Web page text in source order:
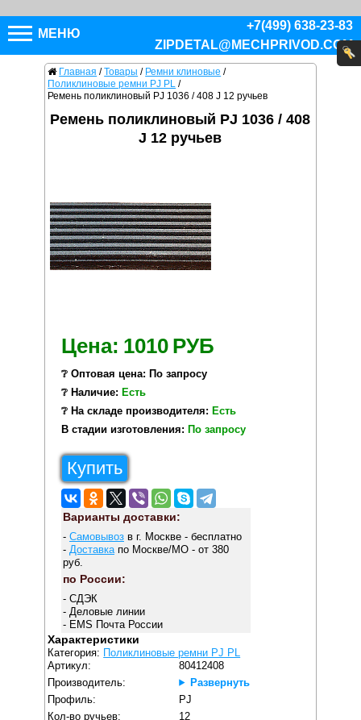
МЕНЮ
+7(499) 638-23-83
ZIPDETAL@MECHPRIVOD.COM
Главная / Товары / Ремни клиновые /
Поликлиновые ремни PJ PL /
Ремень поликлиновый PJ 1036 / 408 J 12 ручьев
Ремень поликлиновый PJ 1036 / 408
J 12 ручьев
Цена: 1010 РУБ
❔ Оптовая цена: По запросу
❔ Наличие: Есть
❔ На складе производителя: Есть
В стадии изготовления: По запросу
Купить
Варианты доставки:
- Самовывозв г. Москве - бесплатно
- Доставкапо Москве/МО - от 380
руб.
по России:
- СДЭК
- Деловые линии
- EMS Почта России
Характеристики
Категория: Поликлиновые ремни PJ PL
Артикул:
80412408
Производитель:
Развернуть
Профиль:
PJ
Кол-во ручьев:
12